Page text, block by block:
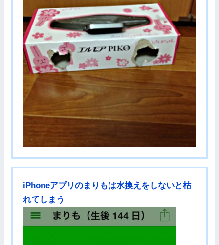
iPhoneアプリのまりもは水換えをしないと枯
れてしまう